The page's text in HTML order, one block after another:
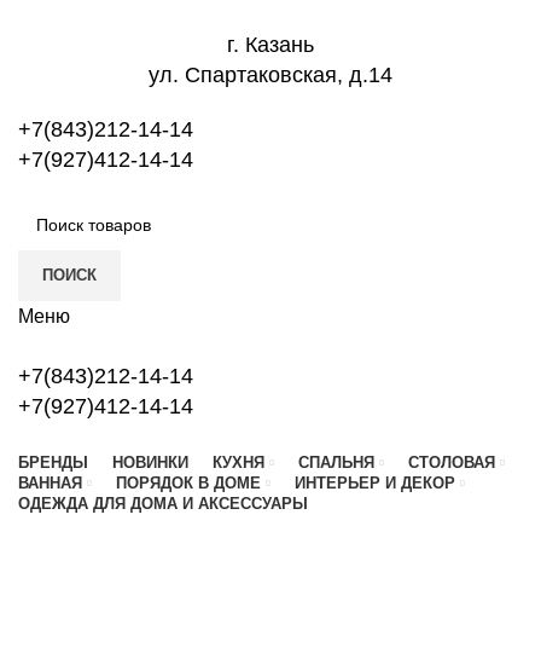
г. Казань
ул. Спартаковская, д.14
+7(843)212-14-14
+7(927)412-14-14
ПОИСК
Меню
+7(843)212-14-14
+7(927)412-14-14
БРЕНДЫ НОВИНКИ КУХНЯ СПАЛЬНЯ
СТОЛОВАЯ
ВАННАЯ
ПОРЯДОК В ДОМЕ
ИНТЕРЬЕР И ДЕКОР
ОДЕЖДА ДЛЯ ДОМА И АКСЕССУАРЫ